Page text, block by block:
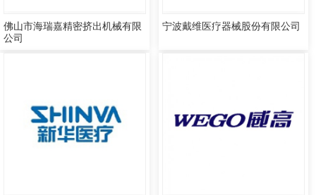
佛山市海瑞嘉精密挤出机械有限
公司
宁波戴维医疗器械股份有限公司